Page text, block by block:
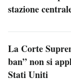
stazione
La Corte
ban” non si
Stati Uniti